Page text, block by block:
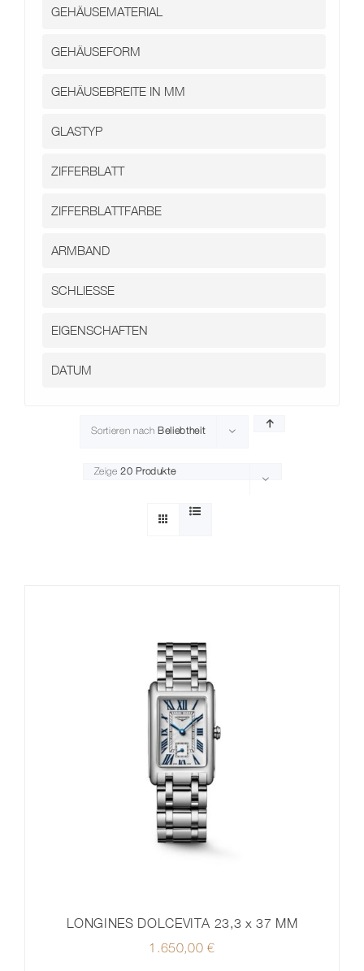
Sortieren nach Beliebtheit
Zeige20 Produkte
LONGINES DOLCEVITA 23,3 x 37 MM
1.650,00€